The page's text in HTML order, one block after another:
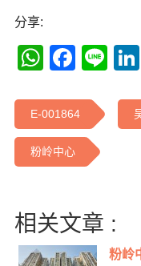
分享:
E-001864
粉岭中心
相关文章 :
粉岭